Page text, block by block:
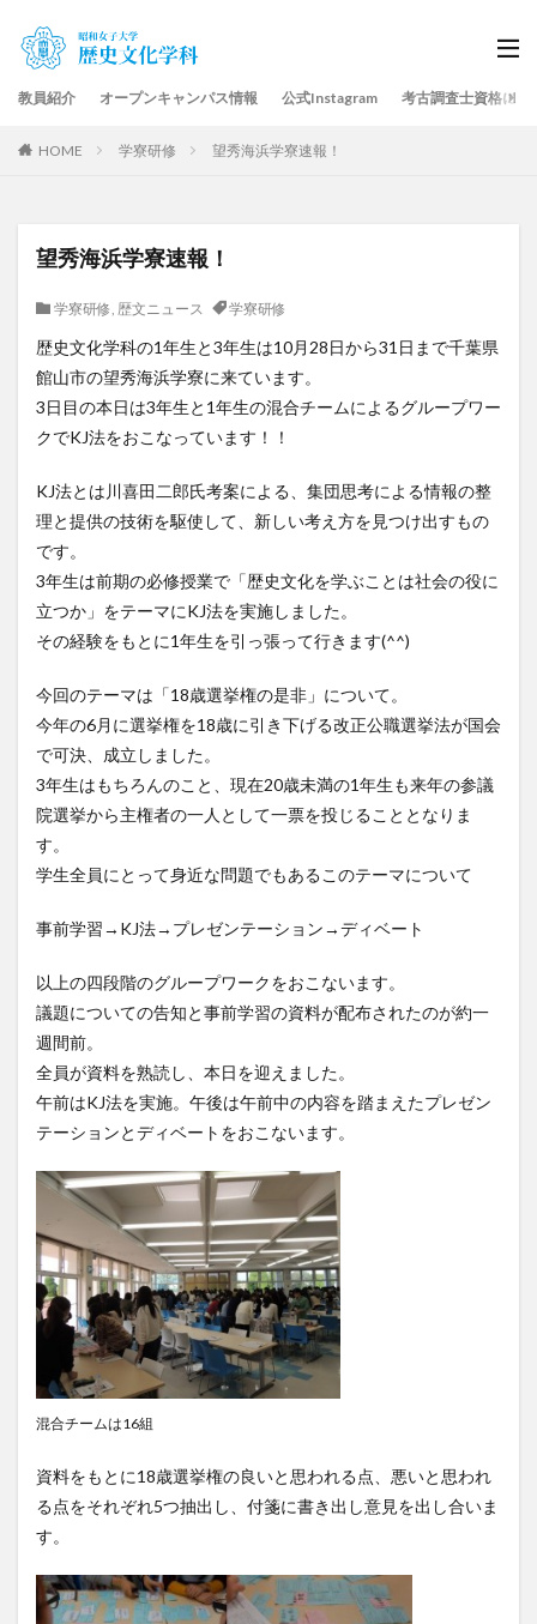
教員紹介 オープンキャンパス情報 公式Instagram 考古調査士資格につ
HOME 学寮研修 望秀海浜学寮速報！
望秀海浜学寮速報！
学寮研修, 歴文ニュース 学寮研修
歴史文化学科の1年生と3年生は10月28日から31日まで千葉県
館山市の望秀海浜学寮に来ています。
3日目の本日は3年生と1年生の混合チームによるグループワー
クでKJ法をおこなっています！！
KJ法とは川喜田二郎氏考案による、集団思考による情報の整
理と提供の技術を駆使して、新しい考え方を見つけ出すもの
です。
3年生は前期の必修授業で「歴史文化を学ぶことは社会の役に
立つか」をテーマにKJ法を実施しました。
その経験をもとに1年生を引っ張って行きます(^^)
今回のテーマは「18歳選挙権の是非」について。
今年の6月に選挙権を18歳に引き下げる改正公職選挙法が国会
で可決、成立しました。
3年生はもちろんのこと、現在20歳未満の1年生も来年の参議
院選挙から主権者の一人として一票を投じることとなりま
す。
学生全員にとって身近な問題でもあるこのテーマについて
事前学習→KJ法→プレゼンテーション→ディベート
以上の四段階のグループワークをおこないます。
議題についての告知と事前学習の資料が配布されたのが約一
週間前。
全員が資料を熟読し、本日を迎えました。
午前はKJ法を実施。午後は午前中の内容を踏まえたプレゼン
テーションとディベートをおこないます。
混合チームは16組
資料をもとに18歳選挙権の良いと思われる点、悪いと思われ
る点をそれぞれ5つ抽出し、付箋に書き出し意見を出し合いま
す。